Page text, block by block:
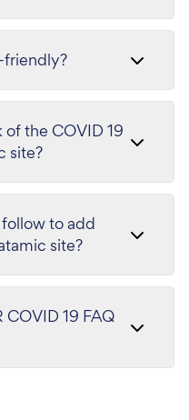
friendly?
the COVID 19
site?
to add
site?
19 FAQ